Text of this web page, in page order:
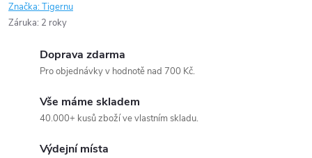
Značka:Tigernu
Záruka: 2 roky
Doprava zdarma
Pro objednávky v hodnotě nad 700 Kč.
Vše máme skladem
40.000+ kusů zboží ve vlastním skladu.
Výdejní místa